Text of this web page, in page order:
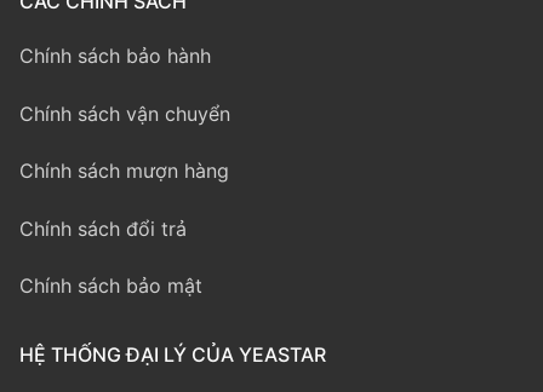
Chính sách bảo hành
Chính sách vận chuyển
Chính sách mượn hàng
Chính sách đổi trả
Chính sách bảo mật
HỆ THỐNG ĐẠI LÝ CỦA YEASTAR